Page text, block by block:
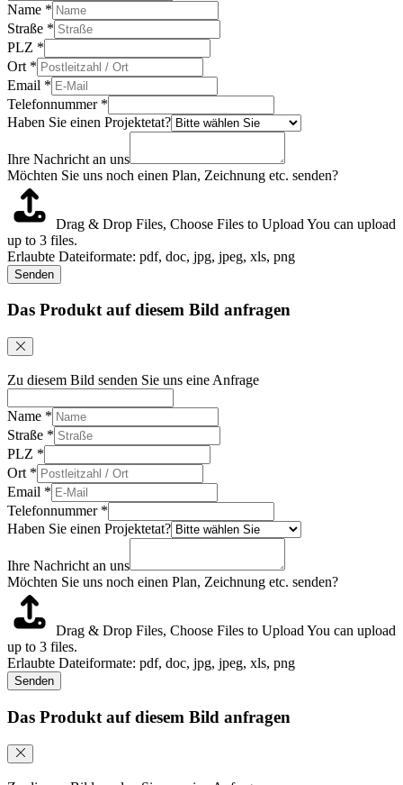
Name *
Straße *
PLZ *
Ort *
Email *
Telefonnummer *
Haben Sie einen Projektetat?
Ihre Nachricht an uns
Möchten Sie uns noch einen Plan, Zeichnung etc. senden?
Drag & Drop Files, Choose Files to Upload You can upload
up to 3 files.
Erlaubte Dateiformate: pdf, doc, jpg, jpeg, xls, png
Senden
Das Produkt auf diesem Bild anfragen
Zu diesem Bild senden Sie uns eine Anfrage
Name *
Straße *
PLZ *
Ort *
Email *
Telefonnummer *
Haben Sie einen Projektetat?
Ihre Nachricht an uns
Möchten Sie uns noch einen Plan, Zeichnung etc. senden?
Drag & Drop Files, Choose Files to Upload You can upload
up to 3 files.
Erlaubte Dateiformate: pdf, doc, jpg, jpeg, xls, png
Senden
Das Produkt auf diesem Bild anfragen